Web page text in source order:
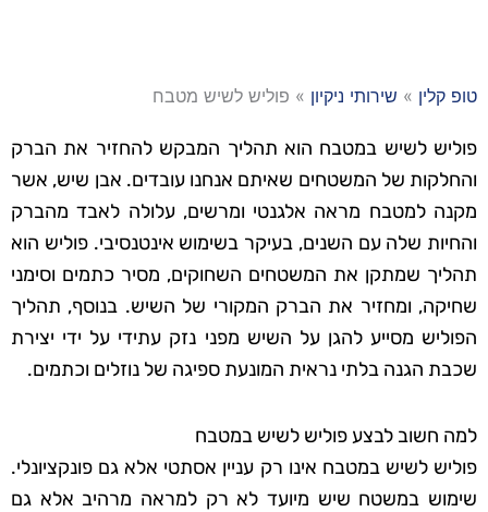
טופ קלין » שירותי ניקיון » פוליש לשיש מטבח
פוליש לשיש במטבח הוא תהליך המבקש להחזיר את הברק
והחלקות של המשטחים שאיתם אנחנו עובדים. אבן שיש, אשר
מקנה למטבח מראה אלגנטי ומרשים, עלולה לאבד מהברק
והחיות שלה עם השנים, בעיקר בשימוש אינטנסיבי. פוליש הוא
תהליך שמתקן את המשטחים השחוקים, מסיר כתמים וסימני
שחיקה, ומחזיר את הברק המקורי של השיש. בנוסף, תהליך
הפוליש מסייע להגן על השיש מפני נזק עתידי על ידי יצירת
שכבת הגנה בלתי נראית המונעת ספיגה של נוזלים וכתמים.
למה חשוב לבצע פוליש לשיש במטבח
פוליש לשיש במטבח אינו רק עניין אסתטי אלא גם פונקציונלי.
שימוש במשטח שיש מיועד לא רק למראה מרהיב אלא גם